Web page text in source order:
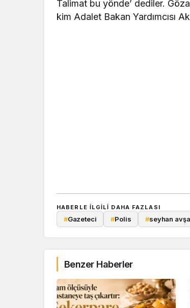
Talimat bu yönde’ dediler.
kim Adalet Bakan Yardımcısı
HABERLE ILGILI DAHA FAZLASI
#Gazeteci #Polis #seyhan
Benzer Haberler